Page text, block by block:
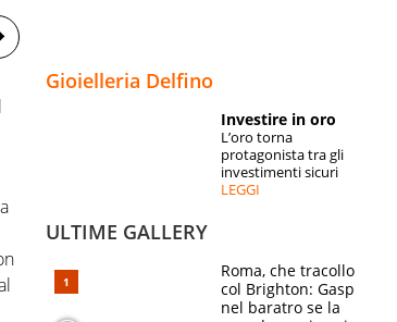
ESPERTI
Gioielleria Delfino
Investire in oro
L’oro torna
protagonista tra gli
investimenti sicuri
LEGGI
ULTIME GALLERY
Roma, che tracollo
col Brighton: Gasp
nel baratro se la